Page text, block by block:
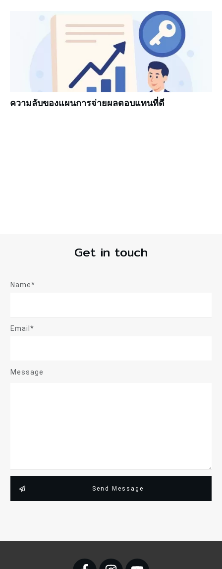
ความลับของแผนการจ่ายผลตอบแทนที่ดี
Get in touch
Name*
Email*
Message
Send Message